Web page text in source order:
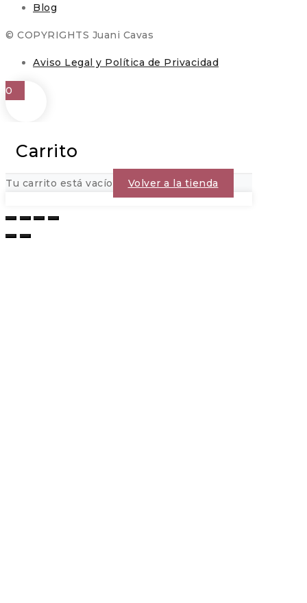
Blog
© COPYRIGHTS Juani Cavas
Aviso Legal y Política de Privacidad
0
Carrito
Tu carrito está vacío Volver a la tienda